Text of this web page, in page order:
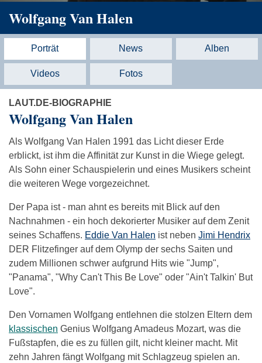
Wolfgang Van Halen
Porträt News Alben
Videos Fotos
LAUT.DE-BIOGRAPHIE
Wolfgang Van Halen
Als Wolfgang Van Halen 1991 das Licht dieser Erde
erblickt, ist ihm die Affinität zur Kunst in die Wiege gelegt.
Als Sohn einer Schauspielerin und eines Musikers scheint
die weiteren Wege vorgezeichnet.
Der Papa ist - man ahnt es bereits mit Blick auf den
Nachnahmen - ein hoch dekorierter Musiker auf dem Zenit
seines Schaffens. Eddie Van Halen ist neben Jimi Hendrix
DER Flitzefinger auf dem Olymp der sechs Saiten und
zudem Millionen schwer aufgrund Hits wie "Jump",
"Panama", "Why Can't This Be Love" oder "Ain't Talkin' But
Love".
Den Vornamen Wolfgang entlehnen die stolzen Eltern dem
klassischen Genius Wolfgang Amadeus Mozart, was die
Fußstapfen, die es zu füllen gilt, nicht kleiner macht. Mit
zehn Jahren fängt Wolfgang mit Schlagzeug spielen an.